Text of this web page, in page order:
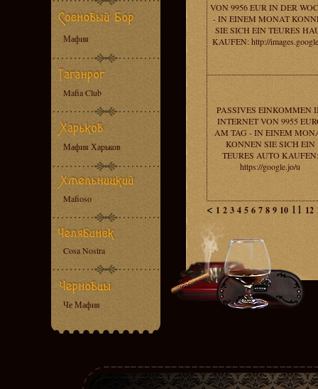
Мафия
Mafia Club
Мафия Харьков
Mafioso
Cosa Nostra
Че Мафия
VON 9956 EUR IN DER
- IN EINEM MONAT
SIE SICH EIN TEURES
KAUFEN: http://
PASSIVES EINKOMMEN
INTERNET VON 9955
AM TAG - IN EINEM
KONNEN SIE SICH EIN
TEURES AUTO KAUFEN:
https://google.jo/u
< 1 2 3 4 5 6 7 8 9 10 11 12